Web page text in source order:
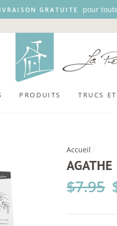
GRATUITE
pour
PRODUITS TRUCS
Accueil /
AGATHE
Prix
régulier
$7.95